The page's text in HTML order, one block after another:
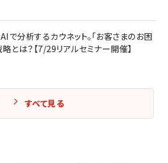
分析するカウネット。「お客さまのお困
とは？【7/29リアルセミナー開催】
すべて見る